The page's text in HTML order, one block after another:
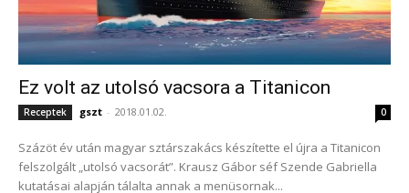
Ez volt az utolsó vacsora a Titanicon
Receptek gszt - 2018.01.02. 0
Százöt év után magyar sztárszakács készítette el újra a Titanicon
felszolgált „utolsó vacsorát”. Krausz Gábor séf Szende Gabriella
kutatásai alapján tálalta annak a menüsornak...